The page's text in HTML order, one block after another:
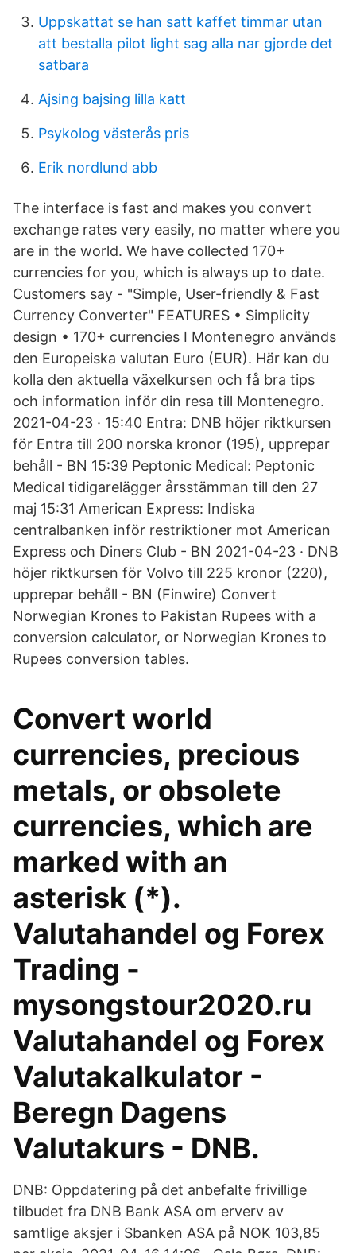
Uppskattat se han satt kaffet timmar utan
att bestalla pilot light sag alla nar gjorde det
satbara
Ajsing bajsing lilla katt
Psykolog västerås pris
Erik nordlund abb
The interface is fast and makes you convert
exchange rates very easily, no matter where you
are in the world. We have collected 170+
currencies for you, which is always up to date.
Customers say - "Simple, User-friendly & Fast
Currency Converter" FEATURES • Simplicity
design • 170+ currencies I Montenegro används
den Europeiska valutan Euro (EUR). Här kan du
kolla den aktuella växelkursen och få bra tips
och information inför din resa till Montenegro.
2021-04-23 · 15:40 Entra: DNB höjer riktkursen
för Entra till 200 norska kronor (195), upprepar
behåll - BN 15:39 Peptonic Medical: Peptonic
Medical tidigarelägger årsstämman till den 27
maj 15:31 American Express: Indiska
centralbanken inför restriktioner mot American
Express och Diners Club - BN 2021-04-23 · DNB
höjer riktkursen för Volvo till 225 kronor (220),
upprepar behåll - BN (Finwire) Convert
Norwegian Krones to Pakistan Rupees with a
conversion calculator, or Norwegian Krones to
Rupees conversion tables.
Convert world
currencies, precious
metals, or obsolete
currencies, which are
marked with an
asterisk (*).
Valutahandel og Forex
Trading -
mysongstour2020.ru
Valutahandel og Forex
Valutakalkulator -
Beregn Dagens
Valutakurs - DNB.
DNB: Oppdatering på det anbefalte frivillige
tilbudet fra DNB Bank ASA om erverv av
samtlige aksjer i Sbanken ASA på NOK 103,85